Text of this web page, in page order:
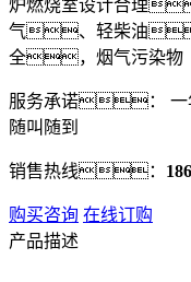
炉燃烧室设计合理
气、轻柴油
全，烟气污染物
服务承诺： 一
随叫随到
销售热线：
购买咨询 在线订购
产品描述